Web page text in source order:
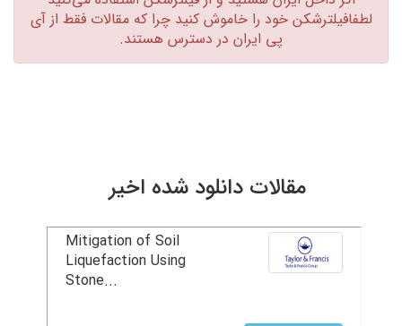
لطفافیلترشکن خود را خاموش کنید چرا که مقالات فقط از آی
پی ایران در دسترس هستند.‏
مقالات دانلود شده اخیر
Mitigation of Soil
Liquefaction Using
Stone...